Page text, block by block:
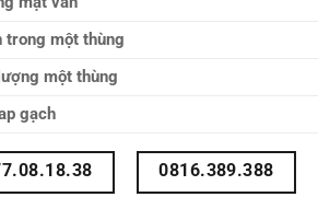
trong một thùng
một thùng
gạch
0816.389.388